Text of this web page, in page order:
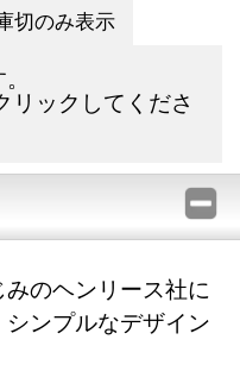
切のみ表示
リックしてくださ
のヘンリース社に
ンプルなデザイン